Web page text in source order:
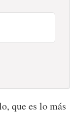
que es lo más